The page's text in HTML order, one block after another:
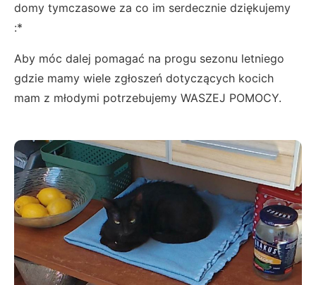
domy tymczasowe za co im serdecznie dziękujemy
:*
Aby móc dalej pomagać na progu sezonu letniego
gdzie mamy wiele zgłoszeń dotyczących kocich
mam z młodymi potrzebujemy WASZEJ POMOCY.